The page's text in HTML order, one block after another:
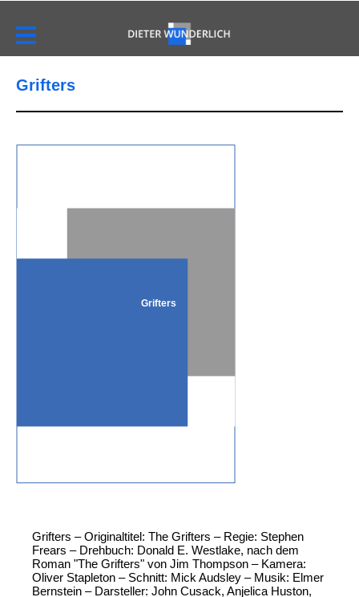
Grifters
Grifters
Grifters – Originaltitel: The Grifters – Regie: Stephen
Frears – Drehbuch: Donald E. Westlake, nach dem
Roman "The Grifters" von Jim Thompson – Kamera:
Oliver Stapleton – Schnitt: Mick Audsley – Musik: Elmer
Bernstein – Darsteller: John Cusack, Anjelica Huston,